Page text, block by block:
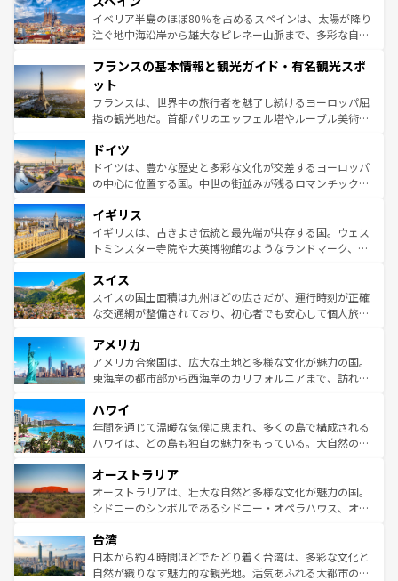
景など、自然景観も見逃せない。観光の合間には、本場の
ピザやパスタなど、絶品のイタリア料理を堪能することも
ませてくれるイタリアで、忘れられない旅をしてみよう！
なお、新着のイタリア情報は
しい。
イベリア半島のほぼ80％を占めるスペインは、太陽が降り
注ぐ地中海沿岸から雄大なピレネー山脈まで、多彩な自然
文化が根付くこの国では、情熱的なフラメンコ、熱気あふ
れる闘牛、そして美味しいタパスが生活の一部となってい
る。首都マドリードの洗練された雰囲気や、バルセロナの
アートに溢れた街角から、地方では古代ローマ遺跡や中世
せる。地方によって風土や気候が異なるスペインはその個
性で訪れる人を魅了する。 なお、新着のスペイン情報は コ
ンテンツ一覧を参照してほしい。
フランスの基本情報と観光ガイド・有名観光スポ
ット
フランスは、世界中の旅行者を魅了し続けるヨーロッパ屈
指の観光地だ。首都パリのエッフェル塔やルーブル美術館
で、幅広い魅力が詰まっている。華麗な宮殿、歴史的な大
聖堂、美しいビーチ、そして豊かな自然が、訪れる者を心
から魅了する。また、フランスは美食の国としても知ら
いる。シャンパンの発祥地であるランス、プロヴァンスの
香り高いラベンダー畑など、多彩な楽しみ方が可能だ。さ
らに、パリ以外の地域にも魅力が溢れており、どの街角に
れる地方に足を運ぶとそれぞれで全く異なる文化を体験で
きるだろう。 なお、新着のフランス情報はコンテンツ一覧
を参照してほしい。
ドイツ
ドイツは、豊かな歴史と多彩な文化が交差するヨーロッパ
の中心に位置する国。中世の街並みが残るロマンチック街
顔を持つこの国は、どこを歩いても飽きることがない。ベ
ルリンの文化的活気、バイエルン州のアルプスの絶景、そ
してライン川沿いのワイン畑といった風景は必見。ビール
は、お酒好きな人にはぜひ体験してほしい。 なお、新着の
ドイツ情報はコンテンツ一覧を参照してほしい。
イギリス
イギリスは、古きよき伝統と最先端が共存する国。ウェス
トミンスター寺院や大英博物館のようなランドマーク、歴
リアごとに異なる魅力がある。また、優雅なアフタヌーン
ティー、ビール好きにはたまらない英国パブ、サッカー観
戦など、本場だからこそできる体験も豊富。イギリスを旅
ンツ一覧を参照してほしい。
スイス
スイスの国土面積は九州ほどの広さだが、運行時刻が正確
な交通網が整備されており、初心者でも安心して個人旅行
の建物がそのまま残る町や、スイスならではのユニークな
博物館もあり、アルプス観光だけでなく町歩きも満喫する
ことができる。国民の所得が高いため物価も高いが、旅行
ば市内交通費無料で観光を楽しむこともできる。 なお、新
着のスイス情報はコンテンツ一覧 を参照してほしい。
アメリカ
アメリカ合衆国は、広大な土地と多様な文化が魅力の国。
東海岸の都市部から西海岸のカリフォルニアまで、訪れる
のような巨大都市は、観光、ショッピング、エンターテイ
ンメントが詰まった刺激的なスポットだ。一方、アメリカ
西部には大自然が広がり、グランドキャニオンやイエロー
部のニューオーリンズでは、音楽と美食が融合した独特の
文化が魅力。旅行者はアメリカの各地域で異なる魅力を楽
しみながら、その多様性と豊かな歴史を感じることができ
ならではの贅沢な旅のスタイルだ。 なお、新着のアメリカ
情報はコンテンツ一覧を参照してほしい。
ハワイ
年間を通じて温暖な気候に恵まれ、多くの島で構成される
ハワイは、どの島も独自の魅力をもっている。大自然の神
ワイ島は見逃せない。また、定番の観光地といえばオアフ
島だが、静かな自然を求めるならマウイ島やカウアイ島が
おすすめ。エメラルドグリーンに輝く海をはじめ、豊かな
れるおもてなしの心で訪れる人々を迎えてくれるハワイの
人々、おいしいローカルフードやハワイアンミュージッ
ク、伝統的なフラダンスなど、すべてがハワイの魅力を彩
オーストラリア
オーストラリアは、壮大な自然と多様な文化が魅力の国。
シドニーのシンボルであるシドニー・オペラハウス、オー
リアリーフや大陸中央部にそびえるウルル（エアーズロッ
ク）、タスマニアの美しい原生林やケアンズの熱帯雨林な
ど、見どころがたくさん。また、カフェやワイン、オージ
台湾
日本から約４時間ほどでたどり着く台湾は、多彩な文化と
自然が織りなす魅力的な観光地。活気あふれる大都市の台